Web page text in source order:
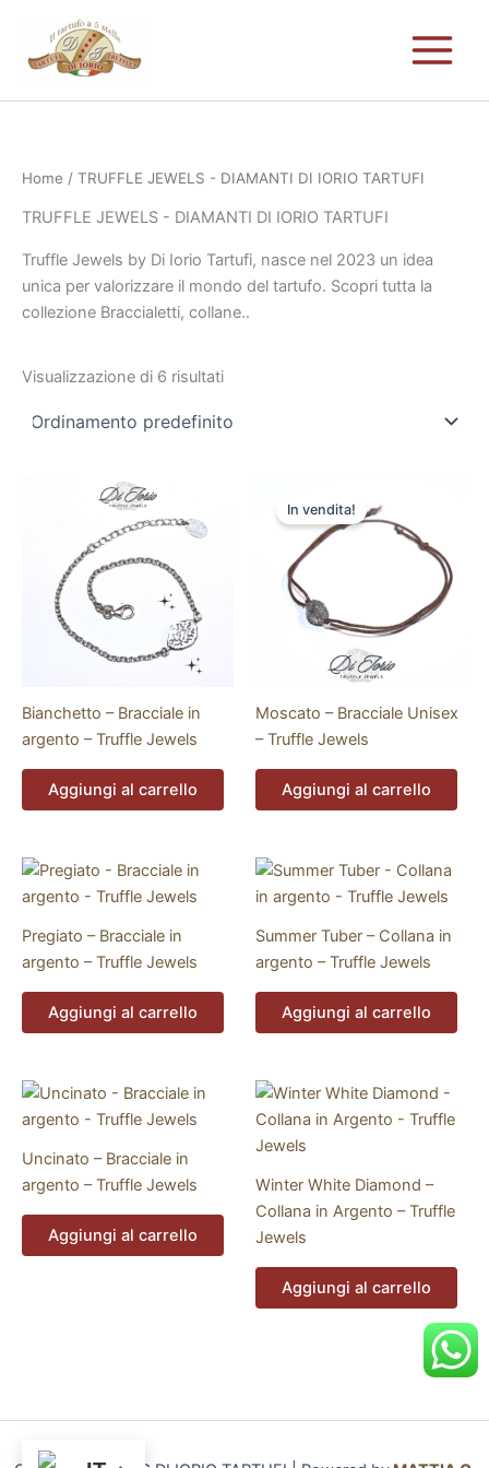
contenuto
Home / TRUFFLE JEWELS - DIAMANTI DI IORIO TARTUFI
TRUFFLE JEWELS - DIAMANTI DI IORIO TARTUFI
Truffle Jewels by Di Iorio Tartufi, nasce nel 2023 un idea
unica per valorizzare il mondo del tartufo. Scopri tutta la
collezione Braccialetti, collane..
Visualizzazione di 6 risultati
Bianchetto – Bracciale in
argento – Truffle Jewels
Aggiungi al carrello
In vendita!
Moscato – Bracciale Unisex
– Truffle Jewels
Aggiungi al carrello
Pregiato – Bracciale in
argento – Truffle Jewels
Aggiungi al carrello
Summer Tuber – Collana in
argento – Truffle Jewels
Aggiungi al carrello
Uncinato – Bracciale in
argento – Truffle Jewels
Aggiungi al carrello
Winter White Diamond –
Collana in Argento – Truffle
Jewels
Aggiungi al carrello